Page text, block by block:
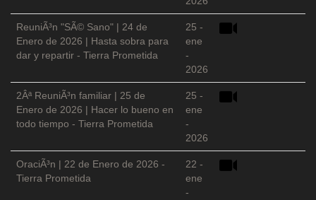
ReuniÃ³n "SÃ© Sano" | 24 de
Enero de 2026 | Hasta sobra para
dar y repartir - Tierra Prometida
25 -
ene
-
2026
2Âª ReuniÃ³n familiar | 25 de
Enero de 2026 | Hacer lo bueno en
todo tiempo - Tierra Prometida
25 -
ene
-
2026
OraciÃ³n | 22 de Enero de 2026 -
Tierra Prometida
22 -
ene
-